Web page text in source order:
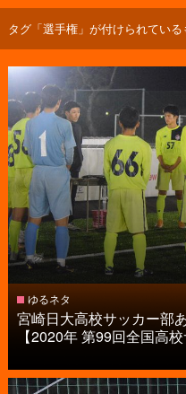
タグ「選手権」が付けられている
ゆるネタ
宮崎日大高校サッカー部
【2020年 第99回全国高